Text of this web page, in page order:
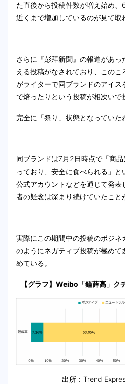
た直後から投稿件数が増え始め
近くまで増加しているのが見て取
さらに『彭拜新聞』の報道があ
える投稿がなされており、この
がライターで同ブランドのアイ
で焙ったりという投稿が相次いで
完全に「祭り」状態となっていた
同ブランドは7月2日時点で「商
っており、安全に食べられる」
公式アカウントなどを通じて発
者の疑念は深まり続けていたこと
実際にこの期間中の投稿のポジ
のようにネガティブ投稿が極め
めている。
【グラフ】Weibo「鐘薛高」ク
出所：Trend